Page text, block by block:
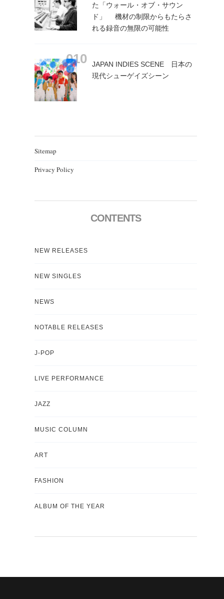
た「ウォール・オブ・サウン
ド」 機材の制限からもたらさ
れる録音の無限の可能性
JAPAN INDIES SCENE 日本の
現代シューゲイズシーン
Sitemap
Privacy Policy
CONTENTS
NEW RELEASES
NEW SINGLES
NEWS
NOTABLE RELEASES
J-POP
LIVE PERFORMANCE
JAZZ
MUSIC COLUMN
ART
FASHION
ALBUM OF THE YEAR